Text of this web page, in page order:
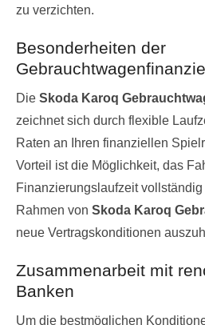
zu verzichten.
Besonderheiten der
Die Skoda Karoq
zeichnet sich durch flexible
Raten an Ihren finanziellen
Vorteil ist die Möglichkeit, das
Finanzierungslaufzeit
Rahmen von Skoda Karoq
neue Vertragskonditionen
Zusammenarbeit mit
Banken
Um die bestmöglichen